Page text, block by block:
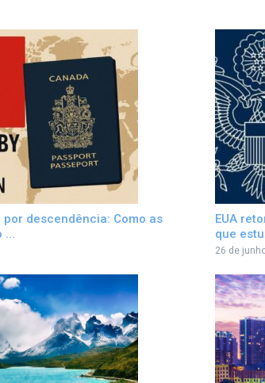
por descendência: Como as
...
EUA
que
26 de